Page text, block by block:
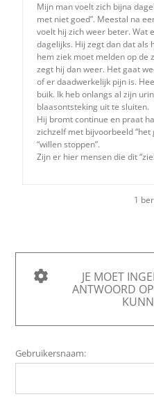
Mijn man voelt zich bijna
met niet goed”. Meestal na
voelt hij zich weer beter. Wat
dagelijks. Hij zegt dan dat als
hem ziek moet melden op de
zegt hij dan weer. Het gaat
of er daadwerkelijk pijn is.
buik. Ik heb onlangs al zijn
blaasontsteking uit te sluiten.
Hij bromt continue en praat
zichzelf met bijvoorbeeld
“willen stoppen”.
Zijn er hier mensen die dit
1
JE MOET
ANTWOORD
Gebruikersnaam: